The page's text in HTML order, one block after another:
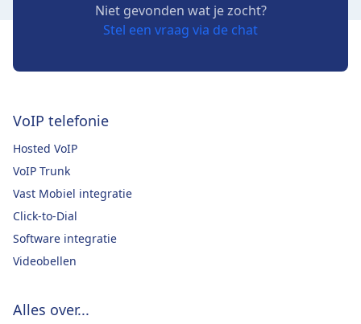
Niet gevonden wat je zocht?
Stel een vraag via de chat
VoIP telefonie
Hosted VoIP
VoIP Trunk
Vast Mobiel integratie
Click-to-Dial
Software integratie
Videobellen
Alles over...